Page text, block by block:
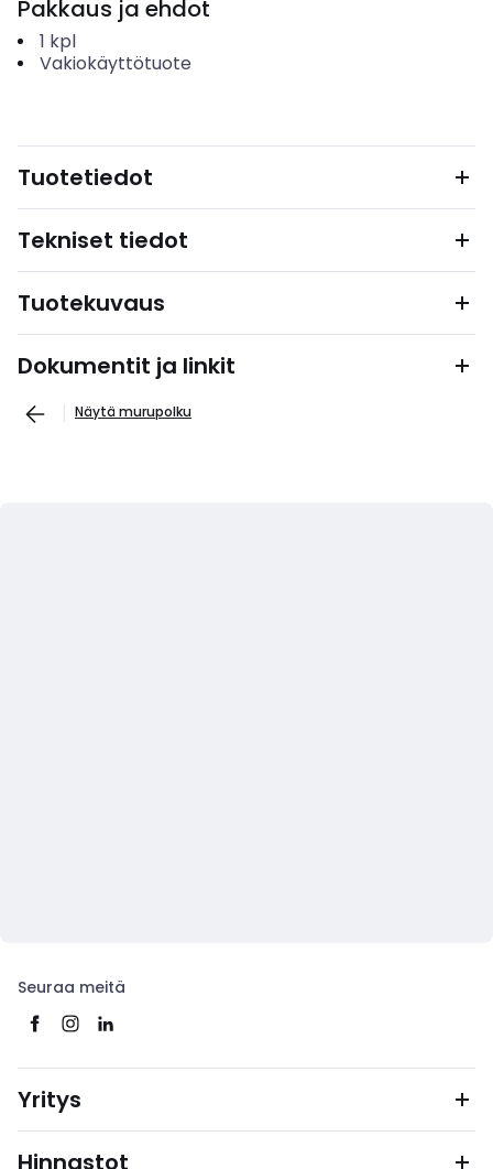
Pakkaus ja ehdot
1 kpl
Vakiokäyttötuote
Tuotetiedot
Tekniset tiedot
Tuotekuvaus
Dokumentit ja linkit
Näytä murupolku
Seuraa meitä
Yritys
Hinnastot